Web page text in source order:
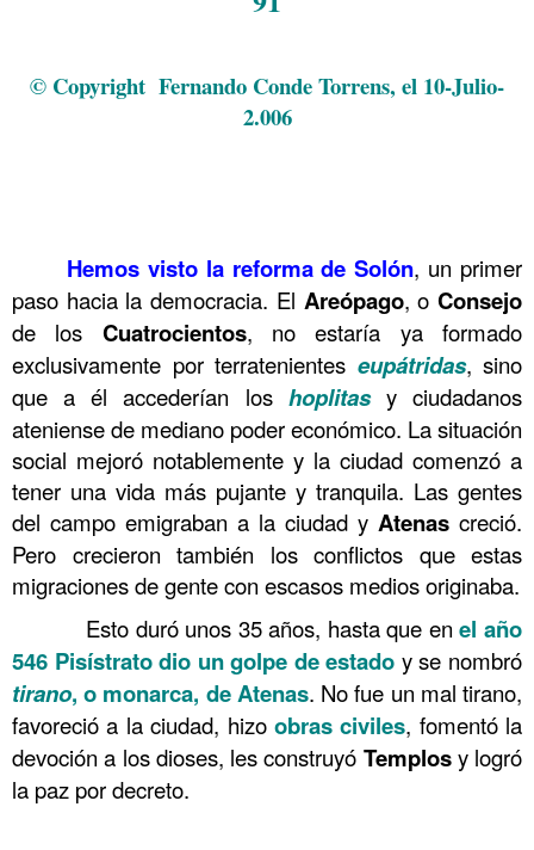
© Copyright Fernando Conde Torrens, el 10-Julio-
2.006
Hemos visto la reforma de Solón, un primer
paso hacia la democracia. El Areópago, oConsejo
de los Cuatrocientos, no estaría ya formado
exclusivamente por terratenientes eupátridas, sino
que a él accederían los hoplitas y ciudadanos
ateniense de mediano poder económico. La situación
social mejoró notablemente y la ciudad comenzó a
tener una vida más pujante y tranquila. Las gentes
del campo emigraban a la ciudad y Atenas creció.
Pero crecieron también los conflictos que estas
migraciones de gente con escasos medios originaba.
Esto duró unos 35 años, hasta que enel año
546 Pisístrato dio un golpe de estado y se nombró
tirano, o monarca, de Atenas. No fue un mal tirano,
favoreció a la ciudad, hizo obras civiles, fomentó la
devoción a los dioses, les construyó Templosy logró
la paz por decreto.